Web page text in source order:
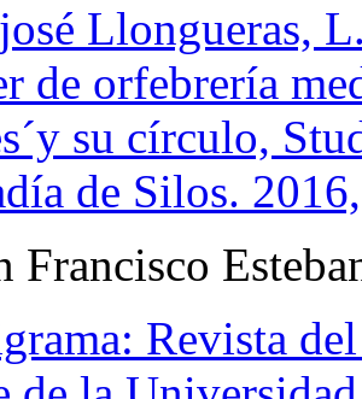
Llongueras,
de orfebrería
su círculo,
de Silos.
Francisco
Revista